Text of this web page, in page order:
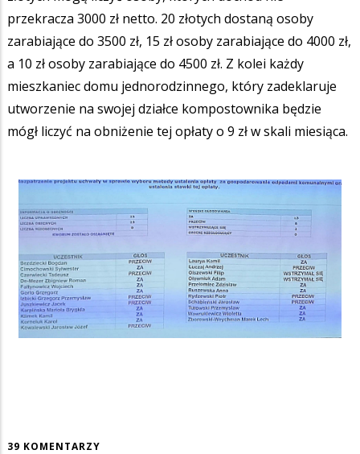
przekracza 3000 zł netto. 20 złotych dostaną osoby
zarabiające do 3500 zł, 15 zł osoby zarabiające do 4000 zł,
a 10 zł osoby zarabiające do 4500 zł. Z kolei każdy
mieszkaniec domu jednorodzinnego, który zadeklaruje
utworzenie na swojej działce kompostownika będzie
mógł liczyć na obniżenie tej opłaty o 9 zł w skali miesiąca.
39 KOMENTARZY